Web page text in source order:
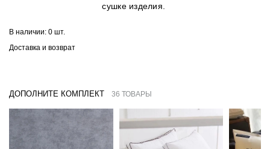
сушке изделия.
В наличии: 0 шт.
Доставка и возврат
ДОПОЛНИТЕ КОМПЛЕКТ 36 ТОВАРЫ